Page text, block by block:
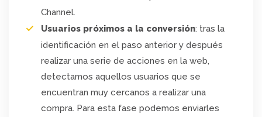
Channel.
Usuarios próximos a la conversión: tras la
identificación en el paso anterior y después
realizar una serie de acciones en la web,
detectamos aquellos usuarios que se
encuentran muy cercanos a realizar una
compra. Para esta fase podemos enviarles